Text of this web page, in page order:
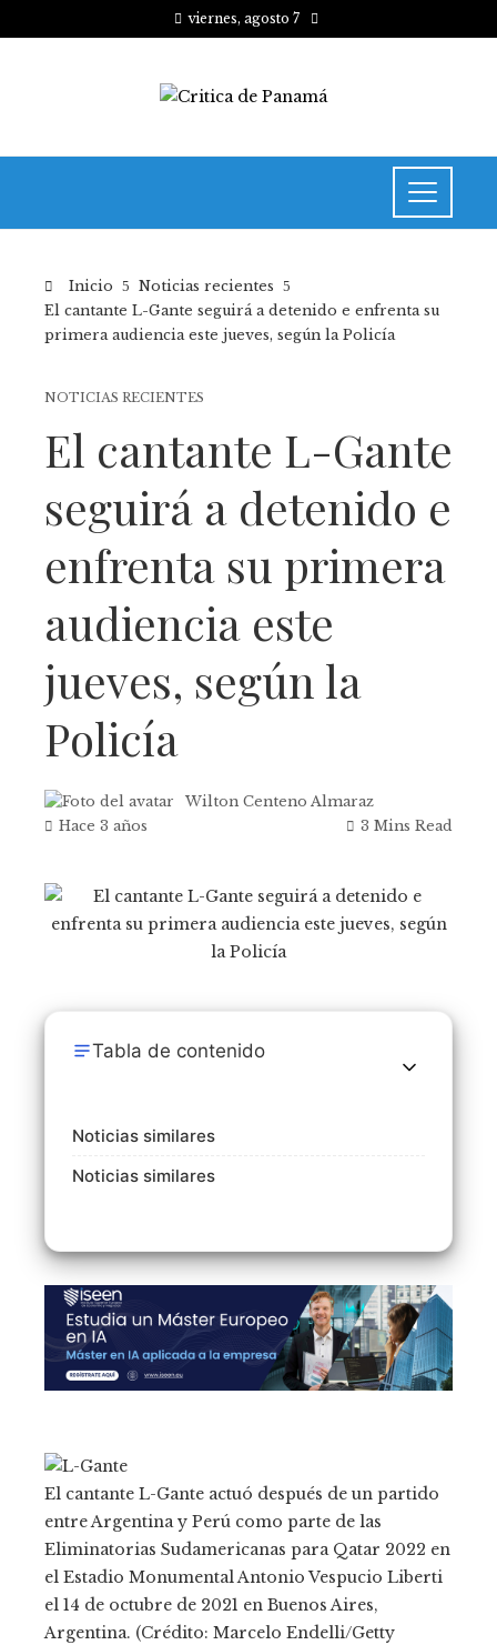
viernes, agosto 7
Inicio
Noticias recientes
El cantante L-Gante seguirá a detenido e enfrenta su
primera audiencia este jueves, según la Policía
NOTICIAS RECIENTES
El cantante L-Gante
seguirá a detenido e
enfrenta su primera
audiencia este
jueves, según la
Policía
Wilton Centeno Almaraz
Hace 3 años
3 Mins Read
Tabla de contenido
Noticias similares
Noticias similares
El cantante L-Gante actuó después de un partido
entre Argentina y Perú como parte de las
Eliminatorias Sudamericanas para Qatar 2022 en
el Estadio Monumental Antonio Vespucio Liberti
el 14 de octubre de 2021 en Buenos Aires,
Argentina. (Crédito: Marcelo Endelli/Getty